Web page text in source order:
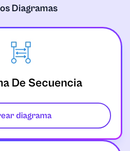
Diagramas
De Secuencia
diagrama